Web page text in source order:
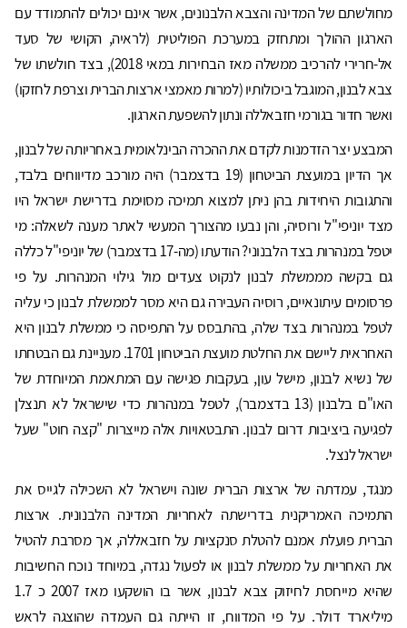
מחולשתם של המדינה והצבא הלבנונים, אשר אינם יכולים להתמודד עם
הארגון ההולך ומתחזק במערכת הפוליטית (לראיה, הקושי של סעד
אל-חרירי להרכיב ממשלה מאז הבחירות במאי 2018), בצד חולשתו של
צבא לבנון, המוגבל ביכולותיו (למרות מאמצי ארצות הברית וצרפת לחזקו)
ואשר חדור בגורמי חזבאללה ונתון להשפעת הארגון.
המבצע יצר הזדמנות לקדם את ההכרה הבינלאומית באחריותה של לבנון,
אך הדיון במועצת הביטחון (19 בדצמבר) היה מורכב מדיווחים בלבד,
והתגובות היחידות בהן ניתן למצוא תמיכה מסוימת בדרישת ישראל היו
מצד יוניפי"ל ורוסיה, והן נבעו מהצורך המעשי לאתר מענה לשאלה: מי
יטפל במנהרות בצד הלבנוני? הודעתו (מה-17 בדצמבר) של יוניפי"ל כללה
גם בקשה מממשלת לבנון לנקוט צעדים מול גילוי המנהרות. על פי
פרסומים עיתונאיים, רוסיה העבירה גם היא מסר לממשלת לבנון כי עליה
לטפל במנהרות בצד שלה, בהתבסס על התפיסה כי ממשלת לבנון היא
האחראית ליישם את החלטת מועצת הביטחון 1701. מעניינת גם הבטחתו
של נשיא לבנון, מישל עון, בעקבות פגישה עם המתאמת המיוחדת של
האו"ם בלבנון (13 בדצמבר), לטפל במנהרות כדי שישראל לא תנצלן
לפגיעה ביציבות דרום לבנון. התבטאויות אלה מייצרות "קצה חוט" שעל
ישראל לנצל.
מנגד, עמדתה של ארצות הברית שונה וישראל לא השכילה לגייס את
התמיכה האמריקנית בדרישתה לאחריות המדינה הלבנונית. ארצות
הברית פועלת אמנם להטלת סנקציות על חזבאללה, אך מסרבת להטיל
את האחריות על ממשלת לבנון או לפעול נגדה, במיוחד נוכח החשיבות
שהיא מייחסת לחיזוק צבא לבנון, אשר בו הושקעו מאז 2007 כ 1.7
מיליארד דולר. על פי המדווח, זו הייתה גם העמדה שהוצגה לראש